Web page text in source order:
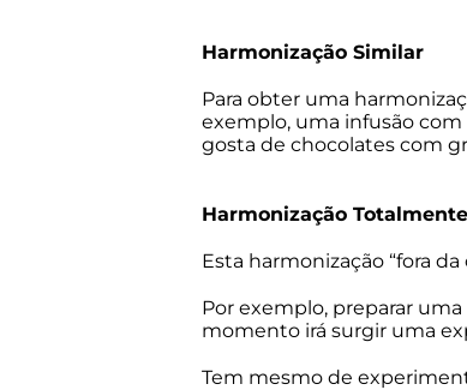
Harmonização Similar
Para obter uma
exemplo, uma infusão
gosta de chocolates com
Harmonização
Esta harmonização “fora
Por exemplo, preparar
momento irá surgir uma
Tem mesmo de